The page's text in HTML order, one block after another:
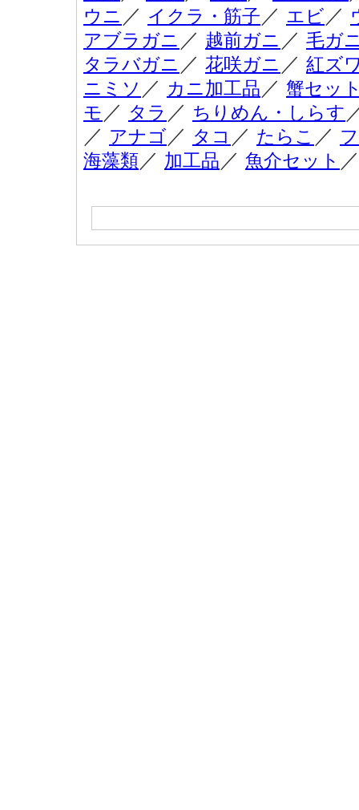
ウニ ／ イクラ・筋子 ／ エビ ／
アブラガニ ／ 越前ガニ ／ 毛ガ
タラバガニ ／ 花咲ガニ ／ 紅ズ
ニミソ ／ カニ加工品 ／ 蟹セッ
モ ／ タラ ／ ちりめん・しらす
／ アナゴ ／ タコ ／ たらこ ／
海藻類／ 加工品 ／ 魚介セット ／